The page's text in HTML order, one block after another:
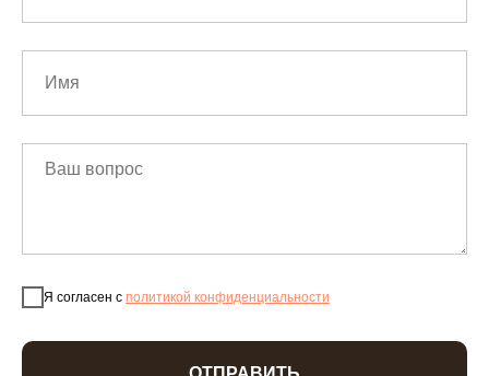
Я согласен с политикой конфиденциальности